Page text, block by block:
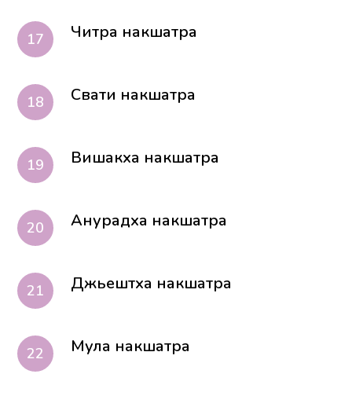
Читра накшатра
Свати накшатра
Вишакха накшатра
Анурадха накшатра
Джьештха накшатра
Мула накшатра